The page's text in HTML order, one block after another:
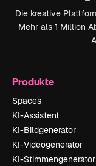
Die kreative
Mehr als 1 Million
Produkte
Spaces
KI-Assistent
KI-Bildgenerator
KI-Videogenerator
KI-Stimmengenerator